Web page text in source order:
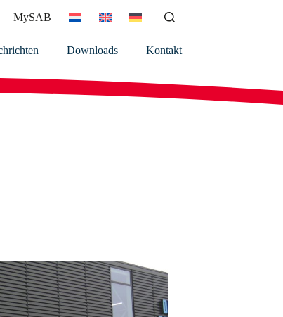
MySAB
Downloads Kontakt